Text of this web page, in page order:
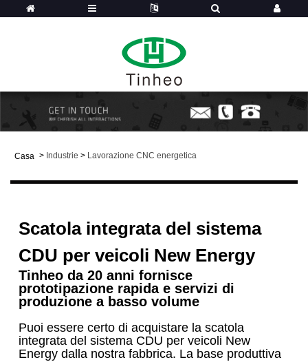
Casa > Industrie > Lavorazione CNC energetica
Scatola integrata del sistema
CDU per veicoli New Energy
Tinheo da 20 anni fornisce
prototipazione rapida e servizi di
produzione a basso volume
Puoi essere certo di acquistare la scatola
integrata del sistema CDU per veicoli New
Energy dalla nostra fabbrica. La base produttiva